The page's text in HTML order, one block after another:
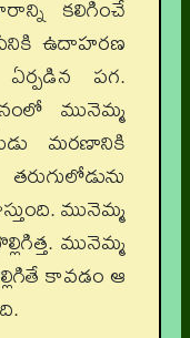
కలిగించే
ఉదాహరణ
పగ.
మునెమ్మ
మరణానికి
మునెమ్మ
మునెమ్మ
కావడం ఆ